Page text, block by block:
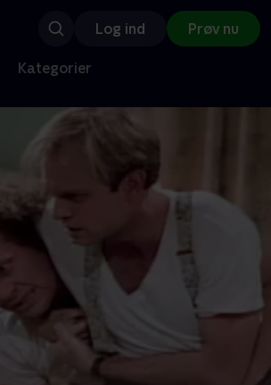
Log ind Prøv nu
Kategorier